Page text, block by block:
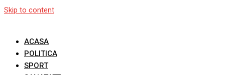
Skip to content
ACASA
POLITICA
SPORT